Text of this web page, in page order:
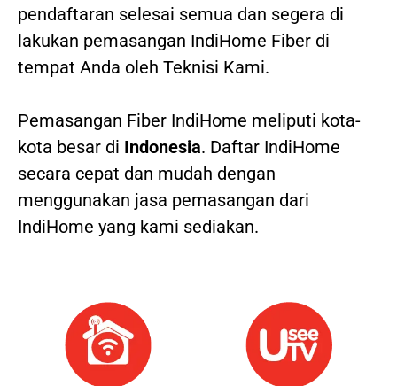
pendaftaran selesai semua dan segera di
lakukan pemasangan IndiHome Fiber di
tempat Anda oleh Teknisi Kami.
Pemasangan Fiber IndiHome meliputi kota-
kota besar di Indonesia. Daftar IndiHome
secara cepat dan mudah dengan
menggunakan jasa pemasangan dari
IndiHome yang kami sediakan.